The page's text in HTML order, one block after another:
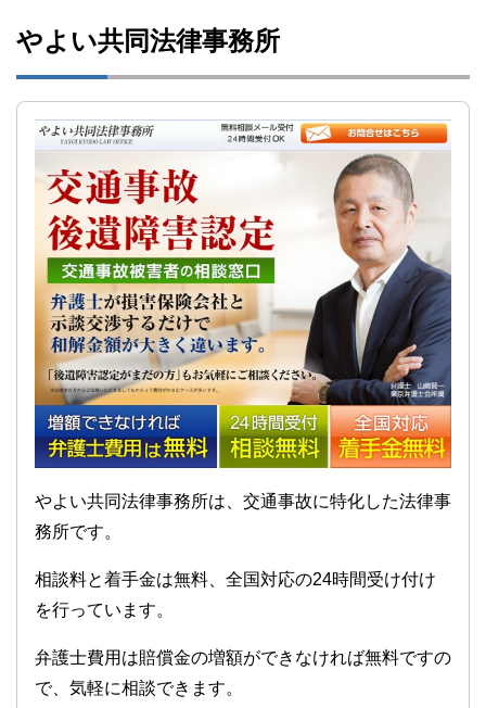
やよい共同法律事務所
やよい共同法律事務所は、交通事故に特化した法律事
務所です。
相談料と着手金は無料、全国対応の24時間受け付け
を行っています。
弁護士費用は賠償金の増額ができなければ無料ですの
で、気軽に相談できます。